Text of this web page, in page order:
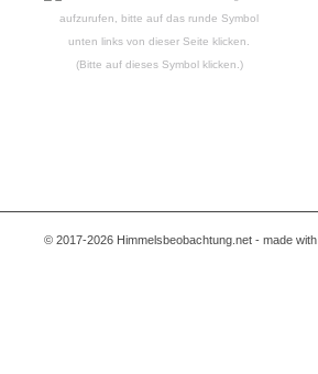
(Bitte auf dieses Symbol klicken.)
© 2017-2026 Himmelsbeobachtung.net - made with